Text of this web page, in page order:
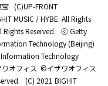
(C)UP-FRONT
MUSIC / HYBE. All Rights
Rights Reserved. ⓒ Getty
Technology (Beijing)
Technology
オフィス ©イザワオフィス
(C) 2021 BIGHIT